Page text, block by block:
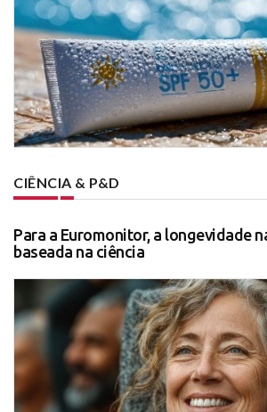
CIÊNCIA & P&D
Para a Euromonitor, a longevidade
baseada na ciência